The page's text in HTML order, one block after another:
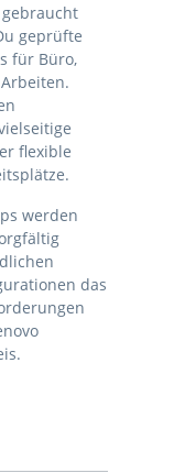
geprüfte
für Büro,
flexible
werden
das